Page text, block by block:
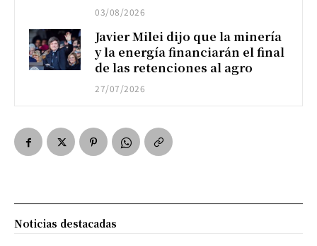
03/08/2026
Javier Milei dijo que la minería
y la energía financiarán el final
de las retenciones al agro
27/07/2026
Noticias destacadas